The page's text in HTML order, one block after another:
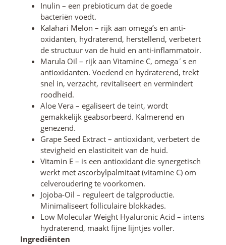
Inulin – een prebioticum dat de goede
bacteriën voedt.
Kalahari Melon – rijk aan omega’s en anti-
oxidanten, hydraterend, herstellend, verbetert
de structuur van de huid en anti-inflammatoir.
Marula Oil – rijk aan Vitamine C, omega´s en
antioxidanten. Voedend en hydraterend, trekt
snel in, verzacht, revitaliseert en vermindert
roodheid.
Aloe Vera – egaliseert de teint, wordt
gemakkelijk geabsorbeerd. Kalmerend en
genezend.
Grape Seed Extract – antioxidant, verbetert de
stevigheid en elasticiteit van de huid.
Vitamin E – is een antioxidant die synergetisch
werkt met ascorbylpalmitaat (vitamine C) om
celveroudering te voorkomen.
Jojoba-Oil – reguleert de talgproductie.
Minimaliseert folliculaire blokkades.
Low Molecular Weight Hyaluronic Acid – intens
hydraterend, maakt fijne lijntjes voller.
Ingrediënten